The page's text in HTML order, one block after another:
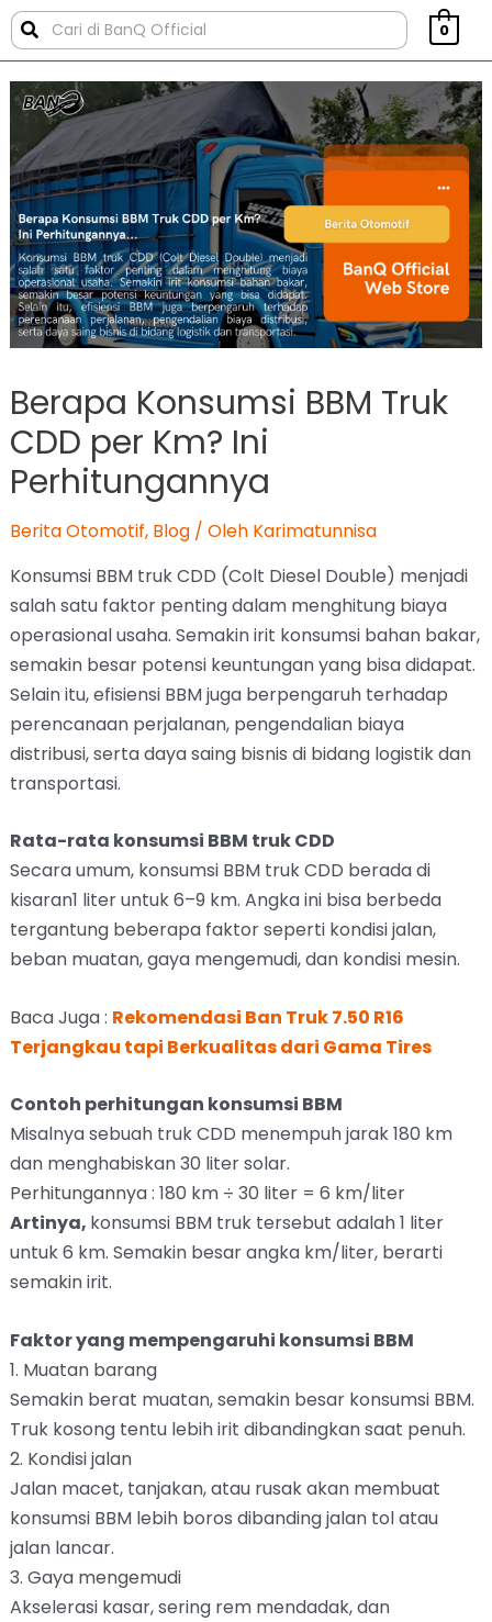
0
Berapa Konsumsi BBM Truk
CDD per Km? Ini
Perhitungannya
Berita Otomotif, Blog/ Oleh Karimatunnisa
Konsumsi BBM truk CDD (Colt Diesel Double) menjadi
salah satu faktor penting dalam menghitung biaya
operasional usaha. Semakin irit konsumsi bahan bakar,
semakin besar potensi keuntungan yang bisa didapat.
Selain itu, efisiensi BBM juga berpengaruh terhadap
perencanaan perjalanan, pengendalian biaya
distribusi, serta daya saing bisnis di bidang logistik dan
transportasi.
Rata-rata konsumsi BBM truk CDD
Secara umum, konsumsi BBM truk CDD berada di
kisaran1 liter untuk 6–9 km. Angka ini bisa berbeda
tergantung beberapa faktor seperti kondisi jalan,
beban muatan, gaya mengemudi, dan kondisi mesin.
Baca Juga : Rekomendasi Ban Truk 7.50 R16
Terjangkau tapi Berkualitas dari Gama Tires
Contoh perhitungan konsumsi BBM
Misalnya sebuah truk CDD menempuh jarak 180 km
dan menghabiskan 30 liter solar.
Perhitungannya : 180 km ÷ 30 liter = 6 km/liter
Artinya, konsumsi BBM truk tersebut adalah 1 liter
untuk 6 km. Semakin besar angka km/liter, berarti
semakin irit.
Faktor yang mempengaruhi konsumsi BBM
1. Muatan barang
Semakin berat muatan, semakin besar konsumsi BBM.
Truk kosong tentu lebih irit dibandingkan saat penuh.
2. Kondisi jalan
Jalan macet, tanjakan, atau rusak akan membuat
konsumsi BBM lebih boros dibanding jalan tol atau
jalan lancar.
3. Gaya mengemudi
Akselerasi kasar, sering rem mendadak, dan